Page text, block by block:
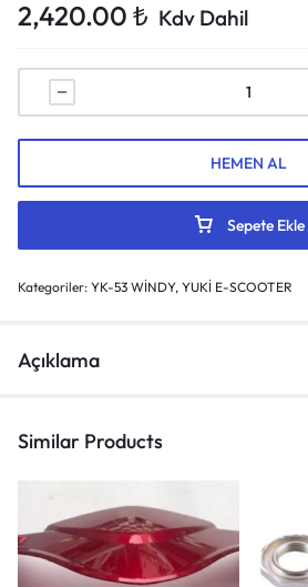
2,420.00 ₺ Kdv Dahil
Sepete Ekle
HEMEN AL
Kategoriler: YK-53 WİNDY, YUKİ E-SCOOTER
Açıklama
Similar Products